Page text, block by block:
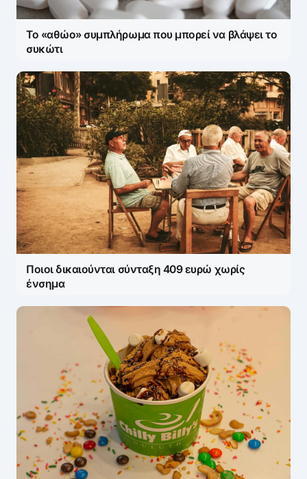
Το «αθώο» συμπλήρωμα που μπορεί να βλάψει το
συκώτι
Ποιοι δικαιούνται σύνταξη 409 ευρώ χωρίς
ένσημα